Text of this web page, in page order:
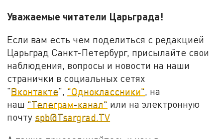
Уважаемые читатели Царьграда!
Если вам есть чем поделиться с редакцией
Царьград Санкт-Петербург, присылайте свои
наблюдения, вопросы и новости на наши
странички в социальных сетях
"Вконтакте", "Одноклассники", на
наш "Телеграм-канал" или на электронную
почту spb@Tsargrad.TV